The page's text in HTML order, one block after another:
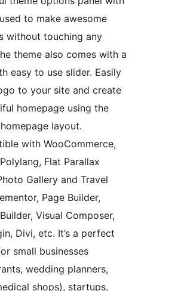
to make awesome
without touching any
theme also comes with a
easy to use slider. Easily
to your site and create
homepage using the
layout.
with WooCommerce,
Flat Parallax
Gallery and Travel
Page Builder,
Visual Composer,
Divi, etc. It’s a perfect
small businesses
wedding planners,
shops), startups,